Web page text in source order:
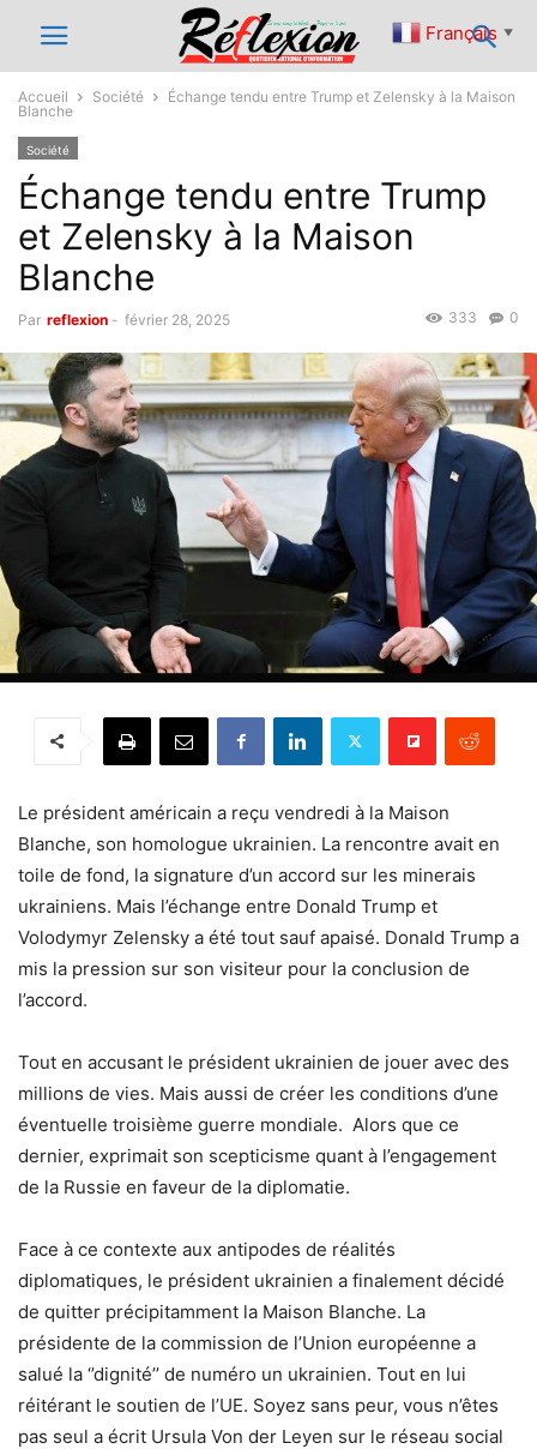
Accueil Société
Échange tendu entre Trump et Zelensky à la Maison
Blanche
Société
Échange tendu entre Trump
et Zelensky à la Maison
Blanche
Par reflexion - février 28, 2025 0
333
Le président américain a reçu vendredi à la Maison
Blanche, son homologue ukrainien. La rencontre avait en
toile de fond, la signature d’un accord sur les minerais
ukrainiens. Mais l’échange entre Donald Trump et
Volodymyr Zelensky a été tout sauf apaisé. Donald Trump a
mis la pression sur son visiteur pour la conclusion de
l’accord.
Tout en accusant le président ukrainien de jouer avec des
millions de vies. Mais aussi de créer les conditions d’une
éventuelle troisième guerre mondiale. Alors que ce
dernier, exprimait son scepticisme quant à l’engagement
de la Russie en faveur de la diplomatie.
Face à ce contexte aux antipodes de réalités
diplomatiques, le président ukrainien a finalement décidé
de quitter précipitamment la Maison Blanche. La
présidente de la commission de l’Union européenne a
salué la ‘’dignité’’ de numéro un ukrainien. Tout en lui
réitérant le soutien de l’UE. Soyez sans peur, vous n’êtes
pas seul a écrit Ursula Von der Leyen sur le réseau social
Français ▼